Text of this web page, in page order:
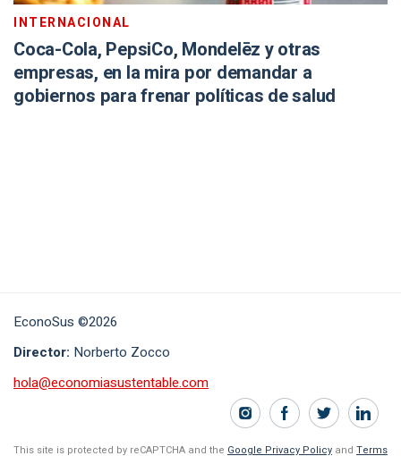
INTERNACIONAL
Coca-Cola, PepsiCo, Mondelēz y otras
empresas, en la mira por demandar a
gobiernos para frenar políticas de salud
EconoSus ©2026
Director: Norberto Zocco
hola@economiasustentable.com
This site is protected by reCAPTCHA and the Google Privacy Policy and Terms